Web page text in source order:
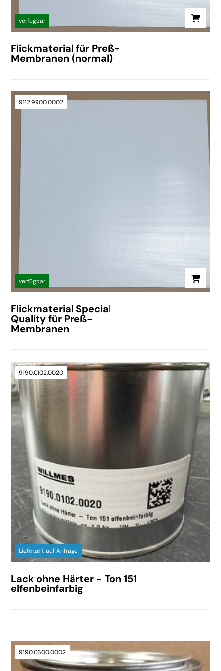
verfügbar
Flickmaterial für Preß-
Membranen (normal)
9112.9900.0002
verfügbar
Flickmaterial Special
Quality für Preß-
Membranen
9190.0102.0020
Lieferzeit auf Anfrage
Lack ohne Härter - Ton 151
elfenbeinfarbig
9190.0600.0002